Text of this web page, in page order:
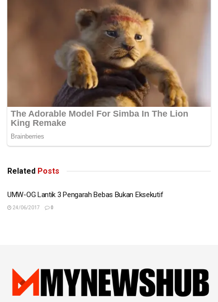
Related Posts
UMW-OG Lantik 3 Pengarah Bebas Bukan Eksekutif
24/06/2017 0